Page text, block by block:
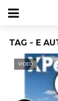
TAG - E
VIDEO